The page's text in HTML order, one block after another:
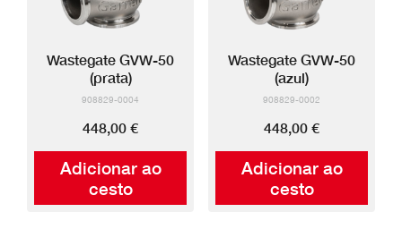
Adicionar ao
cesto
Wastegate GVW-50
(prata)
908829-0004
448,00 €
Adicionar ao
cesto
Wastegate GVW-50
(azul)
908829-0002
448,00 €